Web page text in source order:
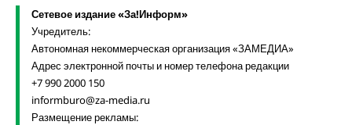
Сетевое издание «За!Информ»
Учредитель:
Автономная некоммерческая организация «ЗАМЕДИА»
Адрес электронной почты и номер телефона редакции
+7 990 2000 150
informburo@za-media.ru
Размещение рекламы: